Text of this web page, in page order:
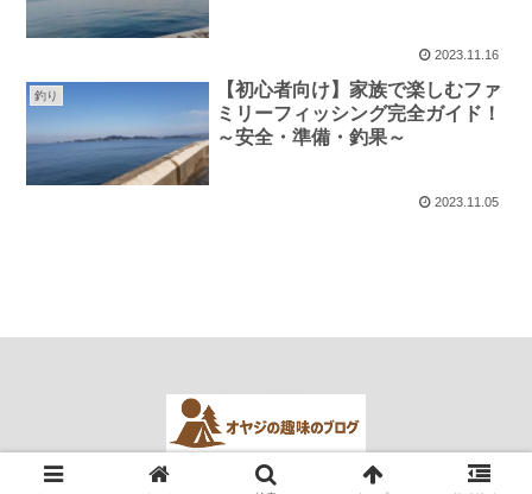
2023.11.16
釣り
【初心者向け】家族で楽しむファ
ミリーフィッシング完全ガイド！
～安全・準備・釣果～
2023.11.05
© 2023 オヤジの趣味のブログ.